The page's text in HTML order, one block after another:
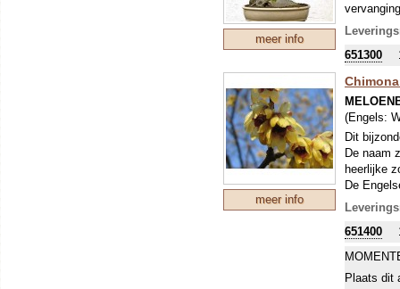
meer info
kleiner
651300
meer info
(Engels:
Dit
De naam
heerlijke
De
voor, de
warme
651400
Plaats dit